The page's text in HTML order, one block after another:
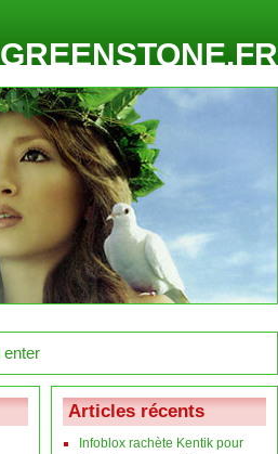
GREENSTONE.FR
Articles récents
Infoblox rachète Kentik pour